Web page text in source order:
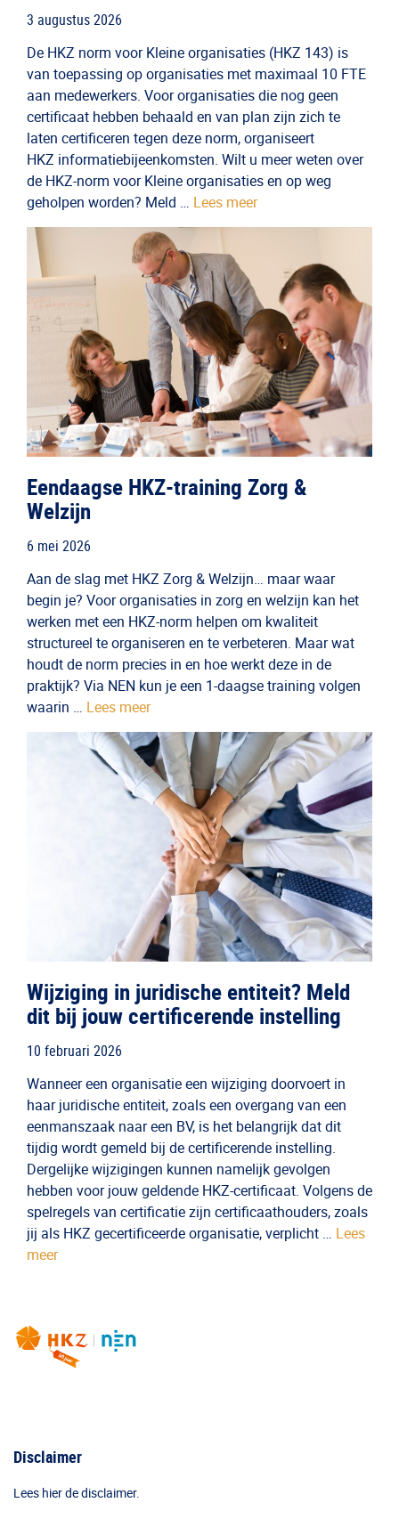
3 augustus 2026
De HKZ norm voor Kleine organisaties (HKZ 143) is
van toepassing op organisaties met maximaal 10 FTE
aan medewerkers. Voor organisaties die nog geen
certificaat hebben behaald en van plan zijn zich te
laten certificeren tegen deze norm, organiseert
HKZ informatiebijeenkomsten. Wilt u meer weten over
de HKZ-norm voor Kleine organisaties en op weg
geholpen worden? Meld … Lees meer
Eendaagse HKZ-training Zorg &
Welzijn
6 mei 2026
Aan de slag met HKZ Zorg & Welzijn… maar waar
begin je? Voor organisaties in zorg en welzijn kan het
werken met een HKZ-norm helpen om kwaliteit
structureel te organiseren en te verbeteren. Maar wat
houdt de norm precies in en hoe werkt deze in de
praktijk? Via NEN kun je een 1-daagse training volgen
waarin … Lees meer
Wijziging in juridische entiteit? Meld
dit bij jouw certificerende instelling
10 februari 2026
Wanneer een organisatie een wijziging doorvoert in
haar juridische entiteit, zoals een overgang van een
eenmanszaak naar een BV, is het belangrijk dat dit
tijdig wordt gemeld bij de certificerende instelling.
Dergelijke wijzigingen kunnen namelijk gevolgen
hebben voor jouw geldende HKZ-certificaat. Volgens de
spelregels van certificatie zijn certificaathouders, zoals
jij als HKZ gecertificeerde organisatie, verplicht … Lees
meer
Disclaimer
Lees hier de disclaimer.